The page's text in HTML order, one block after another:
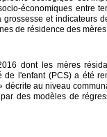
économiques entre
et indicateurs
de résidence des
dont les mères
l'enfant (PCS) a été
au niveau
des modèles de